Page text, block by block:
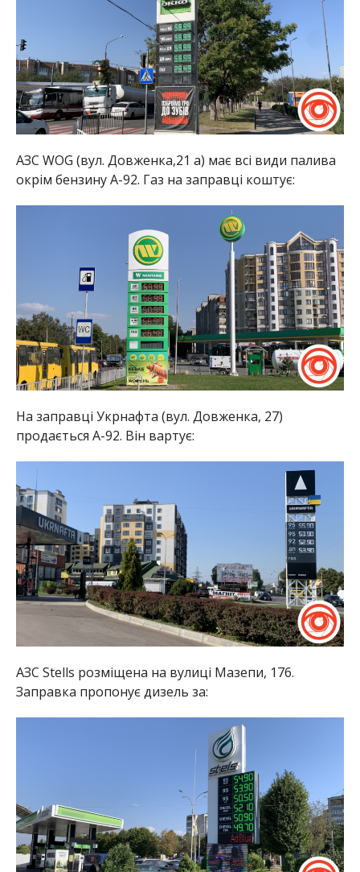
АЗС WOG (вул. Довженка,21 а) має всі види палива
окрім бензину А-92. Газ на заправці коштує:
На заправці Укрнафта (вул. Довженка, 27)
продається А-92. Він вартує:
АЗС Stells розміщена на вулиці Мазепи, 176.
Заправка пропонує дизель за: